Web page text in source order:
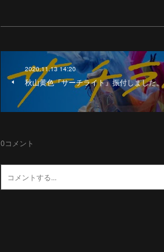
2020.11.13 14:20
秋山黄色『サーチライト』振付しました。
0コメント